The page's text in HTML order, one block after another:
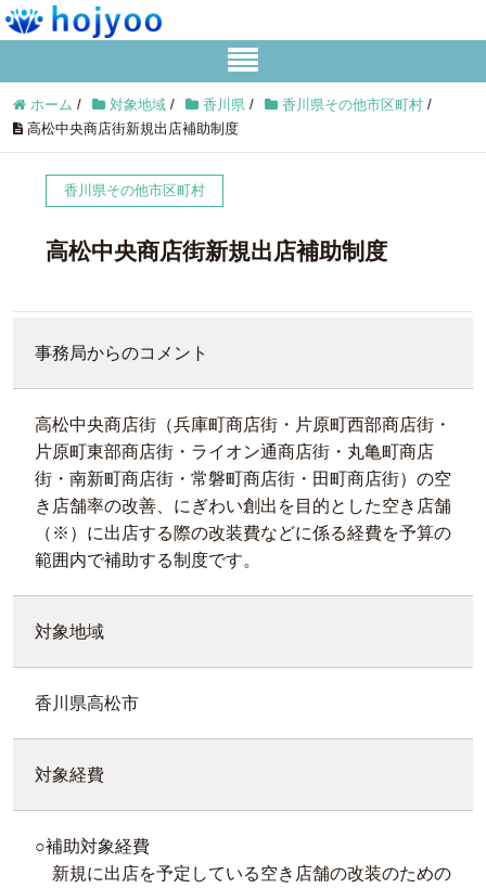
ホーム / 対象地域 / 香川県 / 香川県その他市区町村 /
高松中央商店街新規出店補助制度
香川県その他市区町村
高松中央商店街新規出店補助制度
事務局からのコメント
高松中央商店街（兵庫町商店街・片原町西部商店街・
片原町東部商店街・ライオン通商店街・丸亀町商店
街・南新町商店街・常磐町商店街・田町商店街）の空
き店舗率の改善、にぎわい創出を目的とした空き店舗
（※）に出店する際の改装費などに係る経費を予算の
範囲内で補助する制度です。
対象地域
香川県高松市
対象経費
○補助対象経費
新規に出店を予定している空き店舗の改装のための